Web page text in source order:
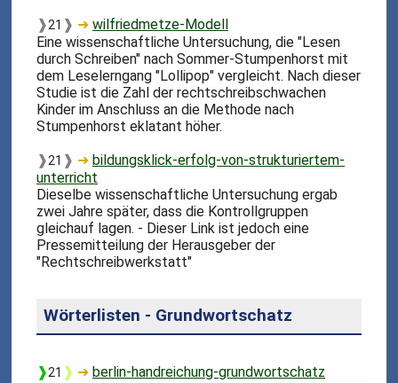
❱21 ❱ ➜wilfriedmetze-Modell
Eine wissenschaftliche Untersuchung, die "Lesen
durch Schreiben" nach Sommer-Stumpenhorst mit
dem Leselerngang "Lollipop" vergleicht. Nach dieser
Studie ist die Zahl der rechtschreibschwachen
Kinder im Anschluss an die Methode nach
Stumpenhorst eklatant höher.
❱21 ❱ ➜bildungsklick-erfolg-von-strukturiertem-
unterricht
Dieselbe wissenschaftliche Untersuchung ergab
zwei Jahre später, dass die Kontrollgruppen
gleichauf lagen. - Dieser Link ist jedoch eine
Pressemitteilung der Herausgeber der
"Rechtschreibwerkstatt"
Wörterlisten - Grundwortschatz
❱21 ❱ ➜berlin-handreichung-grundwortschatz